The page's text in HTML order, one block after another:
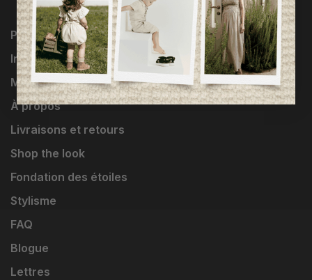
Programme Loyauté
Influenceuses
Marques
À propos
Livraisons et retours
Shop the look
Fondation des étoiles
Stylisme
FAQ
Blogue
Lettres